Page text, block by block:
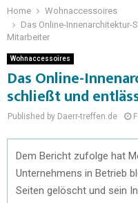
Home
Wohnaccessoires
Das Online-
Mitarbeiter
Wohnaccessoires
Das Online-
schließt und
Published by Daerr-treffen.de
Dem Bericht zufolge hat
Unternehmens in Betrieb
Seiten gelöscht und sein